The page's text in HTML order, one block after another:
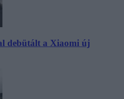
debütált a Xiaomi új